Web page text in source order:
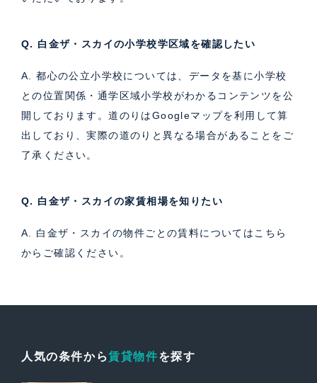
Q. 白金ザ・スカイの小学校学区域を確認したい
A. 都心の公立小学校については、データを基に小学校
との位置関係・通学区域小学校がわかるコンテンツを公
開しております。道のりはGoogleマップを利用して算
出しており、実際の道のりと異なる場合があることをご
了承ください。
Q. 白金ザ・スカイの家賃相場を知りたい
A. 白金ザ・スカイの物件ごとの賃料については こちら
からご確認ください。
人気の条件から賃貸物件を探す